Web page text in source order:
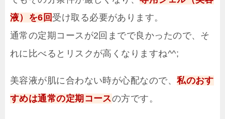
液）を6回 受け取る必要があります。
通常の定期コースが2回までで良かったので、そ
れに比べるとリスクが高くなりますね^^;
美容液が肌に合わない時が心配なので、私のおす
すめは通常の定期コースの方です。